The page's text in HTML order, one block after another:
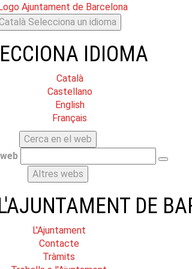
Selecciona un idioma
IDIOMA
Català
Castellano
English
Français
Cerca en el web
Altres webs
DE
L'Ajuntament
Contacte
Tràmits